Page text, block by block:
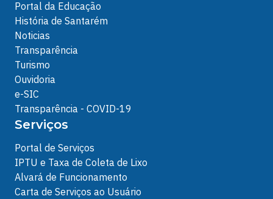
Portal da Educação
História de Santarém
Noticias
Transparência
Turismo
Ouvidoria
e-SIC
Transparência - COVID-19
Serviços
Portal de Serviços
IPTU e Taxa de Coleta de Lixo
Alvará de Funcionamento
Carta de Serviços ao Usuário